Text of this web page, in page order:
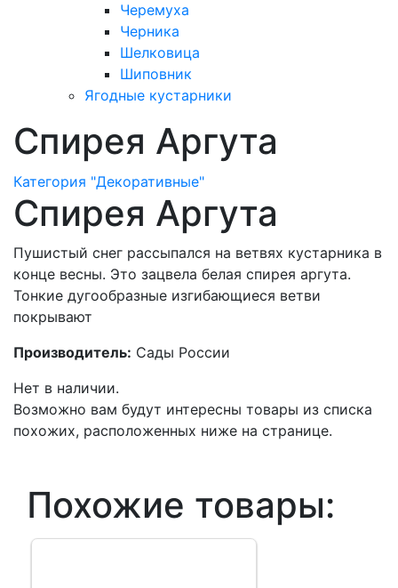
Черемуха
Черника
Шелковица
Шиповник
Ягодные кустарники
Спирея Аргута
Категория "Декоративные"
Спирея Аргута
Пушистый снег рассыпался на ветвях кустарника в
конце весны. Это зацвела белая спирея аргута.
Тонкие дугообразные изгибающиеся ветви
покрывают
Производитель: Сады России
Нет в наличии.
Возможно вам будут интересны товары из списка
похожих, расположенных ниже на странице.
Похожие товары: